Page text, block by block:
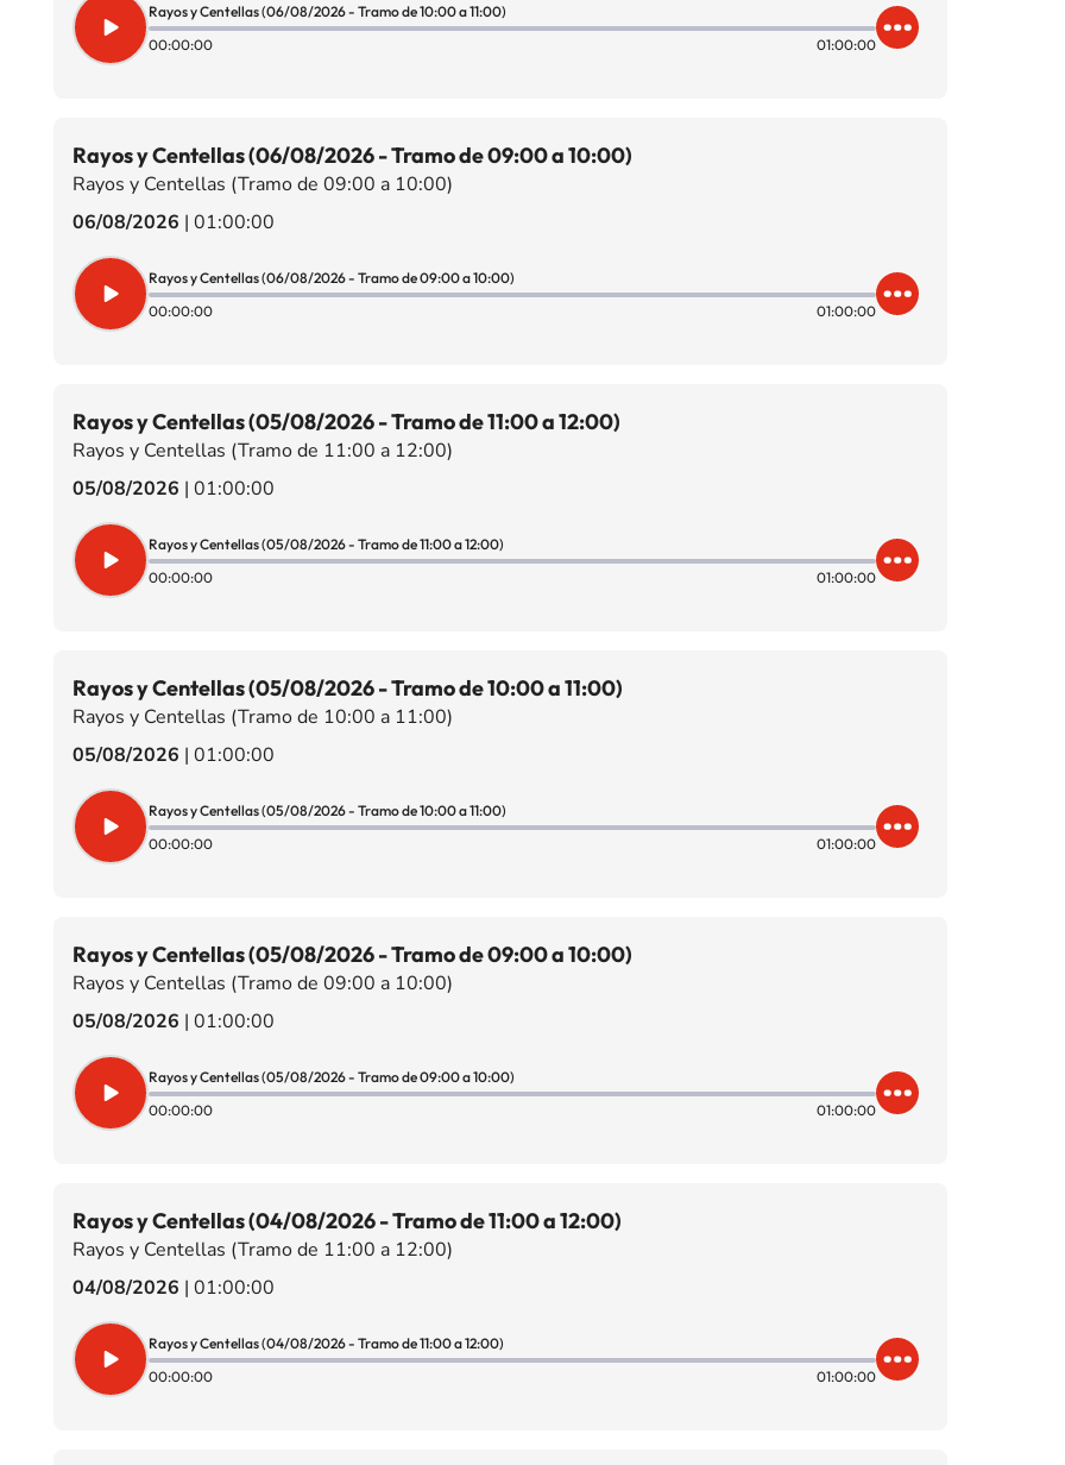
Rayos y Centellas (06/08/2026 - Tramo de 10:00 a 11:00)
00:00:00
01:00:00
Rayos y Centellas (06/08/2026 - Tramo de 09:00 a 10:00)
Rayos y Centellas (Tramo de 09:00 a 10:00)
06/08/2026 | 01:00:00
Rayos y Centellas (06/08/2026 - Tramo de 09:00 a 10:00)
00:00:00
01:00:00
Rayos y Centellas (05/08/2026 - Tramo de 11:00 a 12:00)
Rayos y Centellas (Tramo de 11:00 a 12:00)
05/08/2026 | 01:00:00
Rayos y Centellas (05/08/2026 - Tramo de 11:00 a 12:00)
00:00:00
01:00:00
Rayos y Centellas (05/08/2026 - Tramo de 10:00 a 11:00)
Rayos y Centellas (Tramo de 10:00 a 11:00)
05/08/2026 | 01:00:00
Rayos y Centellas (05/08/2026 - Tramo de 10:00 a 11:00)
00:00:00
01:00:00
Rayos y Centellas (05/08/2026 - Tramo de 09:00 a 10:00)
Rayos y Centellas (Tramo de 09:00 a 10:00)
05/08/2026 | 01:00:00
Rayos y Centellas (05/08/2026 - Tramo de 09:00 a 10:00)
00:00:00
01:00:00
Rayos y Centellas (04/08/2026 - Tramo de 11:00 a 12:00)
Rayos y Centellas (Tramo de 11:00 a 12:00)
04/08/2026 | 01:00:00
Rayos y Centellas (04/08/2026 - Tramo de 11:00 a 12:00)
00:00:00
01:00:00